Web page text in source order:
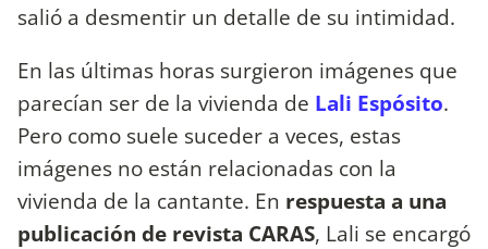
salió a desmentir un detalle de su intimidad.
En las últimas horas surgieron imágenes que
parecían ser de la vivienda de Lali Espósito.
Pero como suele suceder a veces, estas
imágenes no están relacionadas con la
vivienda de la cantante. En respuesta a una
publicación de revista CARAS, Lali se encargó